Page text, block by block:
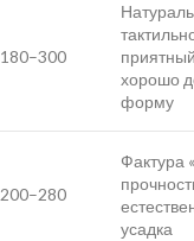
180–300
хорошо
форму
200–280
Фактура
усадка